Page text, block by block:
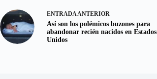
ENTRADAANTERIOR
Así son los polémicos buzones para
abandonar recién nacidos en Estados
Unidos